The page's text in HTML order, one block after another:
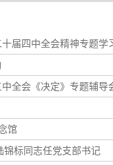
届四中全会精神专题学
全会《决定》专题辅导
馆
锦标同志任党支部书记